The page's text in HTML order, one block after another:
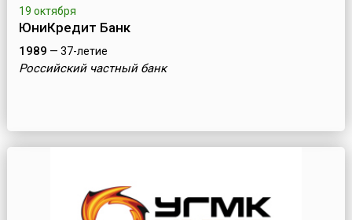
19 октября
ЮниКредит Банк
1989 — 37-летие
Российский частный банк